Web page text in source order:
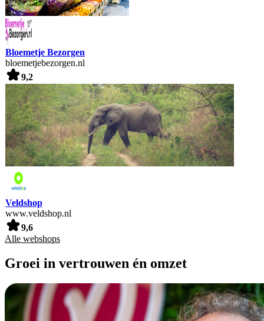
Bloemetje Bezorgen
bloemetjebezorgen.nl
9,2
Veldshop
www.veldshop.nl
9,6
Alle webshops
Groei in vertrouwen én omzet